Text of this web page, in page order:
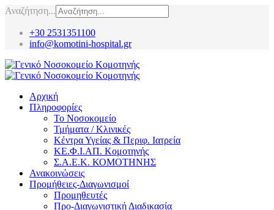
Αναζήτηση...
+30 2531351100
info@komotini-hospital.gr
Αρχική
Πληροφορίες
Το Νοσοκομείο
Τμήματα / Κλινικές
Κέντρα Υγείας & Περιφ. Ιατρεία
ΚΕ.Φ.Ι.ΑΠ. Κομοτηνής
Σ.Α.Ε.Κ. ΚΟΜΟΤΗΝΗΣ
Ανακοινώσεις
Προμήθειες-Διαγωνισμοί
Προμηθευτές
Προ-Διαγωνιστική Διαδικασία